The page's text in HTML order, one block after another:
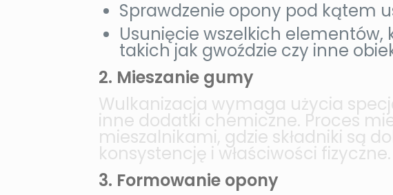
Sprawdzenie opony pod kątem
Usunięcie wszelkich
takich jak gwoździe czy inne
2. Mieszanie gumy
Wulkanizacja wymaga użycia
inne dodatki chemiczne. Proces
mieszalnikami, gdzie składniki są
konsystencję i właściwości fizyczne.
3. Formowanie opony